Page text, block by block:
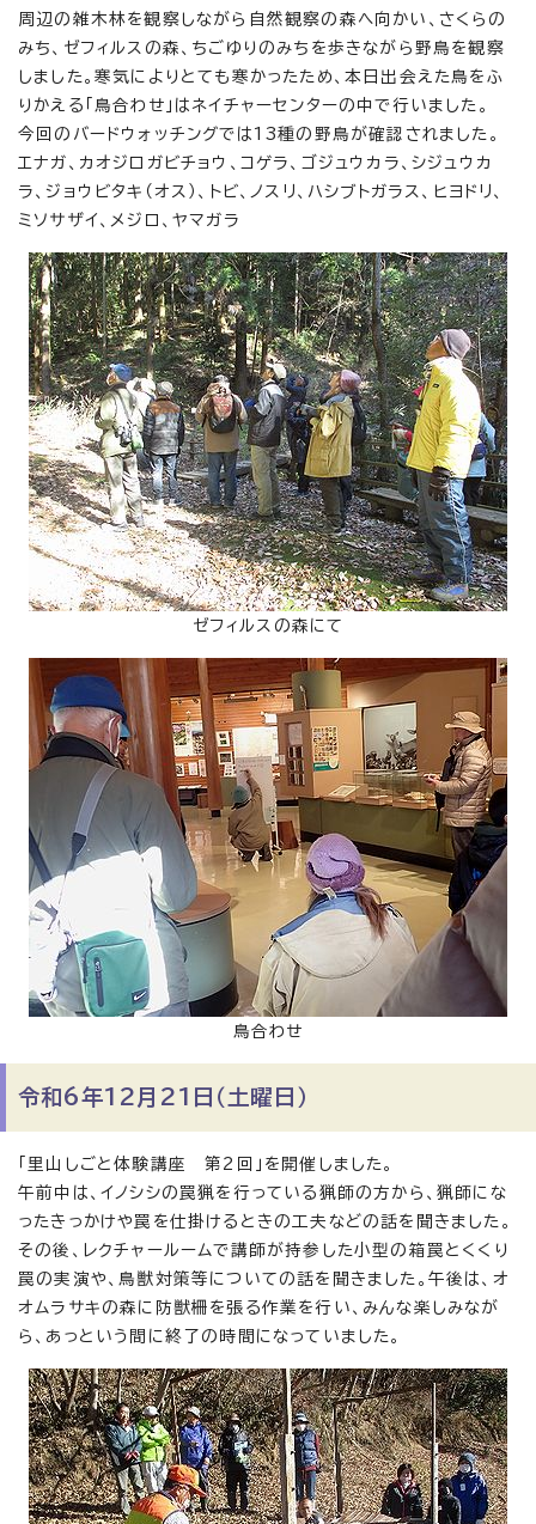
周辺の雑木林を観察しながら自然観察の森へ向かい、さくらの
みち、ゼフィルスの森、ちごゆりのみちを歩きながら野鳥を観察
しました。寒気によりとても寒かったため、本日出会えた鳥をふ
りかえる「鳥合わせ」はネイチャーセンターの中で行いました。
今回のバードウォッチングでは13種の野鳥が確認されました。
エナガ、カオジロガビチョウ、コゲラ、ゴジュウカラ、シジュウカ
ラ、ジョウビタキ（オス）、トビ、ノスリ、ハシブトガラス、ヒヨドリ、
ミソサザイ、メジロ、ヤマガラ
ゼフィルスの森にて
鳥合わせ
令和6年12月21日（土曜日）
「里山しごと体験講座 第2回」を開催しました。
午前中は、イノシシの罠猟を行っている猟師の方から、猟師にな
ったきっかけや罠を仕掛けるときの工夫などの話を聞きました。
その後、レクチャールームで講師が持参した小型の箱罠とくくり
罠の実演や、鳥獣対策等についての話を聞きました。午後は、オ
オムラサキの森に防獣柵を張る作業を行い、みんな楽しみなが
ら、あっという間に終了の時間になっていました。